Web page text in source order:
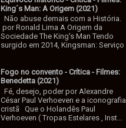
King´s Man: A Origem (2021)
Não abuse demais com a História.
por Ronald Lima A Origem da
Sociedade The King's Man Tendo
surgido em 2014, Kingsman: Serviço
Fogo no convento - Crítica - Filmes:
Benedetta (2021)
Fé, desejo, poder por Alexandre
César Paul Verhoeven e a iconografia
cristã Que o Holandês Paul
Verhoeven ( Tropas Estelares , Inst...